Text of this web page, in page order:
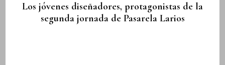
Los jóvenes diseñadores, protagonistas de la
segunda jornada de Pasarela Larios